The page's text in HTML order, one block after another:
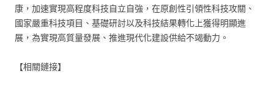
康，加速實現高程度科技自立自強，在原創性引領性科技攻關、
國家嚴重科技項目、基礎研討以及科技結果轉化上獲得明顯進
展，為實現高質量發展、推進現代化建設供給不竭動力。
【相關鏈接】